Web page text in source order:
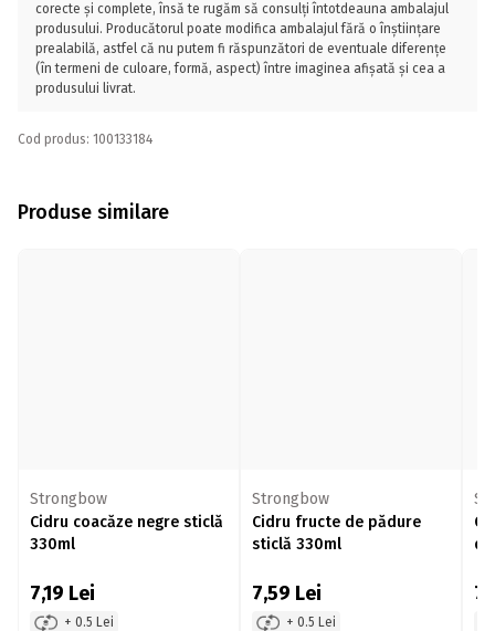
corecte și complete, însă te rugăm să consulți întotdeauna ambalajul
produsului. Producătorul poate modifica ambalajul fără o înștiințare
prealabilă, astfel că nu putem fi răspunzători de eventuale diferențe
(în termeni de culoare, formă, aspect) între imaginea afișată și cea a
produsului livrat.
Cod produs: 100133184
Produse similare
Strongbow
Cidru coacăze negre sticlă
330ml
7,19 Lei
+ 0.5 Lei
Strongbow
Cidru fructe de pădure
sticlă 330ml
7,59 Lei
+ 0.5 Lei